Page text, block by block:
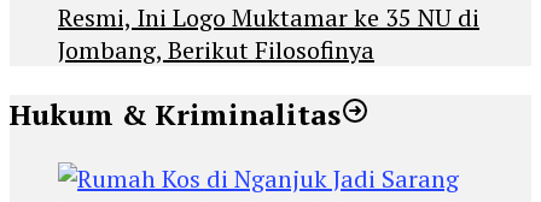
Resmi, Ini Logo Muktamar ke 35 NU di
Jombang, Berikut Filosofinya
Hukum & Kriminalitas